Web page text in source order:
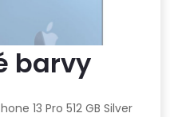
barvy
13 Pro 512 GB Silver